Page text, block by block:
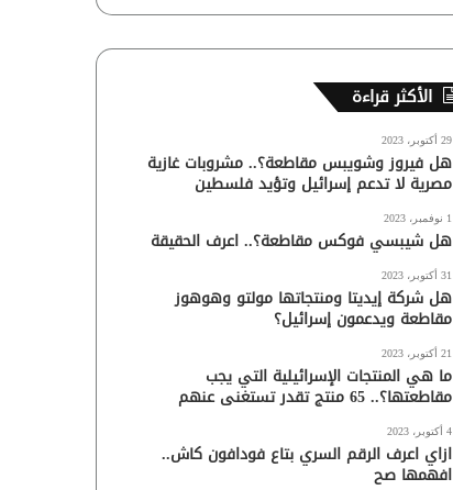
الأكثر قراءة
29 أكتوبر، 2023
هل فيروز وشويبس مقاطعة؟.. مشروبات غازية
مصرية لا تدعم إسرائيل وتؤيد فلسطين
1 نوفمبر، 2023
هل شيبسي فوكس مقاطعة؟.. اعرف الحقيقة
31 أكتوبر، 2023
هل شركة إيديتا ومنتجاتها مولتو وهوهوز
مقاطعة ويدعمون إسرائيل؟
21 أكتوبر، 2023
ما هي المنتجات الإسرائيلية التي يجب
مقاطعتها؟.. 65 منتج تقدر تستغنى عنهم
4 أكتوبر، 2023
ازاي اعرف الرقم السري بتاع فودافون كاش..
افهمها صح